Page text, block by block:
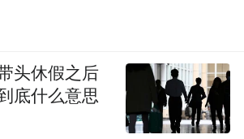
头休假之后
底什么意思